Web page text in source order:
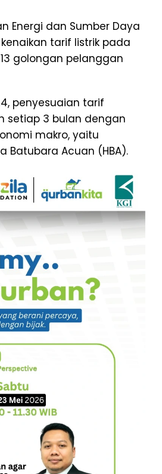
Energi dan Sumber Daya
tarif listrik pada
golongan pelanggan
penyesuaian tarif
setiap 3 bulan dengan
makro, yaitu
Batubara Acuan (HBA).